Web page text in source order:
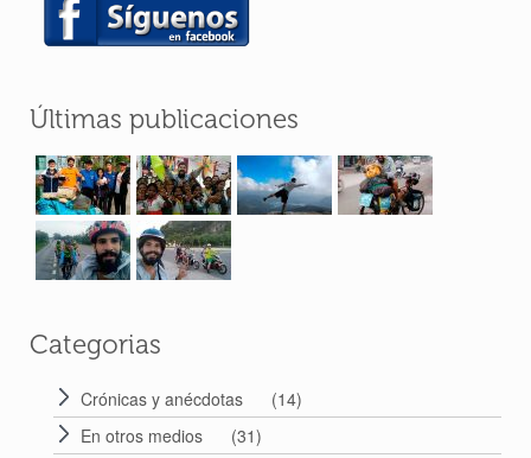
Perlé llegado a Dhaka vuela a Bangkok por
su cumpleaños – Etapas de 392 a 398.
24 May 2018
Últimas publicaciones
Categorias
Crónicas y anécdotas
(14)
En otros medios
(31)